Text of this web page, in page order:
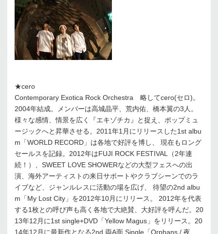
★cero
Contemporary Exotica Rock Orchestra 略してcero(セロ)。
2004年結成。メンバーは高城晶平、荒内佑、橋本翼の3人。
様々な感情、情景を広く『エキゾチカ』と捉え、ポップミュ
ージックへと昇華させる。2011年1月にリリースした1st albu
m「WORLD RECORD」は各地で好評を博し、 現在もロング
セールスを記録。2012年はFUJI ROCK FESTIVAL（2年連
続！）、SWEET LOVE SHOWERなどの大型フェスへの出
演、海外アーティストの来日サポートやクラブシーンでのラ
イブなど、ジャンルレスに活動の場を広げ、 待望の2nd albu
m「My Lost City」を2012年10月にリリース。 2012年を代表
する1枚との呼び声も高く各地で大絶賛、大好評を呼んだ。20
13年12月に1st single+DVD「Yellow Magus」をリリース。20
14年12月に最新作となる2nd 両A面 Single「Orphans / 夜